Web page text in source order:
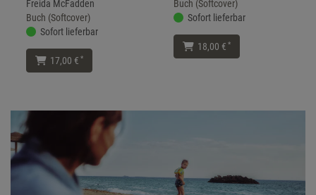
Freida McFadden
Buch (Softcover)
Sofort lieferbar
17,00 € *
Buch (Softcover)
Sofort lieferbar
18,00 € *